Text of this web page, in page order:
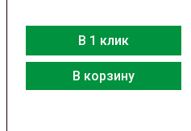
В 1 клик
В корзину